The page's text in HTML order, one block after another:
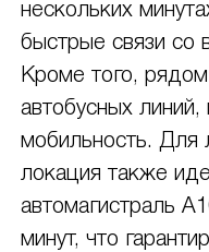
нескольких
быстрые связи со
Кроме того,
автобусных
мобильность. Для
локация также
автомагистраль
минут, что